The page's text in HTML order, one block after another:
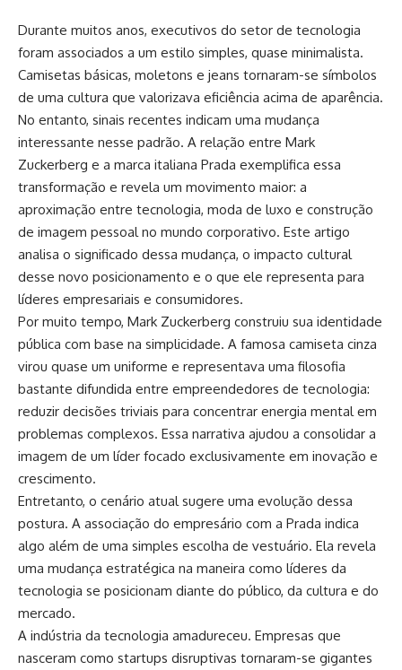
Durante muitos anos, executivos do setor de tecnologia
foram associados a um estilo simples, quase minimalista.
Camisetas básicas, moletons e jeans tornaram-se símbolos
de uma cultura que valorizava eficiência acima de aparência.
No entanto, sinais recentes indicam uma mudança
interessante nesse padrão. A relação entre Mark
Zuckerberg e a marca italiana Prada exemplifica essa
transformação e revela um movimento maior: a
aproximação entre tecnologia, moda de luxo e construção
de imagem pessoal no mundo corporativo. Este artigo
analisa o significado dessa mudança, o impacto cultural
desse novo posicionamento e o que ele representa para
líderes empresariais e consumidores.
Por muito tempo, Mark Zuckerberg construiu sua identidade
pública com base na simplicidade. A famosa camiseta cinza
virou quase um uniforme e representava uma filosofia
bastante difundida entre empreendedores de tecnologia:
reduzir decisões triviais para concentrar energia mental em
problemas complexos. Essa narrativa ajudou a consolidar a
imagem de um líder focado exclusivamente em inovação e
crescimento.
Entretanto, o cenário atual sugere uma evolução dessa
postura. A associação do empresário com a Prada indica
algo além de uma simples escolha de vestuário. Ela revela
uma mudança estratégica na maneira como líderes da
tecnologia se posicionam diante do público, da cultura e do
mercado.
A indústria da tecnologia amadureceu. Empresas que
nasceram como startups disruptivas tornaram-se gigantes